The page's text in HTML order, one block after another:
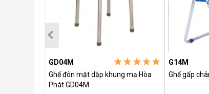
GD04M
Ghế đôn mặt dập khung mạ Hòa
Phát GD04M
G14M
Ghế gấp